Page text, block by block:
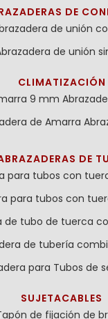
DE
de unión
de unión
CLIMATIZACIÓN
9 mm
de Amarra
DE
para tubos con
para tubos con
de tubo de tuerca
de tubería
para Tubos de
SUJETACABLES
de fijación de